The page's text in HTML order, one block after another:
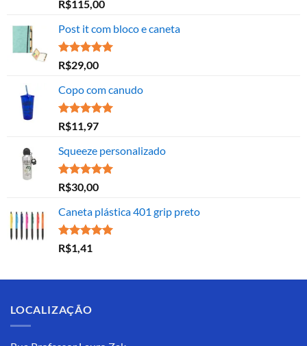
5.00
de 5
R$115,00
Post it com bloco e caneta
Avaliação
5.00
de 5
R$29,00
Copo com canudo
Avaliação
5.00
de 5
R$11,97
Squeeze personalizado
Avaliação
5.00
de 5
R$30,00
Caneta plástica 401 grip preto
Avaliação
5.00 de 5
R$1,41
LOCALIZAÇÃO